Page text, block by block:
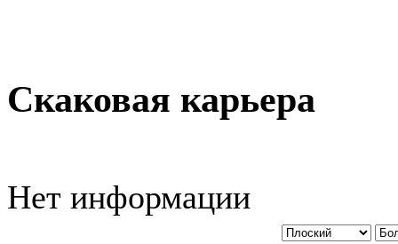
Скаковая карьера
Нет информации